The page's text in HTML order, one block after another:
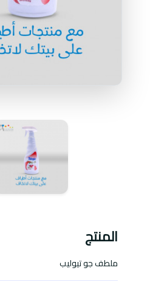
المنتج
ملطف جو تيوليب